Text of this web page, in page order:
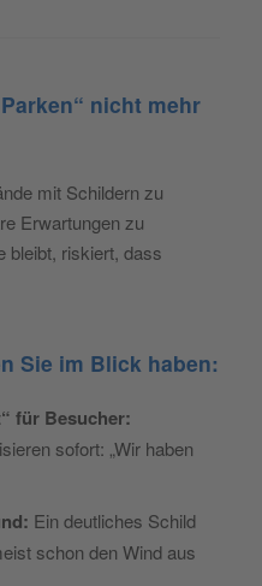
nicht mehr
mit Schildern zu
Erwartungen zu
bleibt, riskiert, dass
Sie im Blick haben:
für Besucher:
sofort: „Wir haben
Ein deutliches Schild
schon den Wind aus